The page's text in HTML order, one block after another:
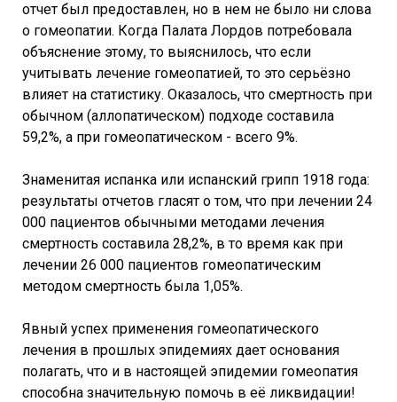
отчет был предоставлен, но в нем не было ни слова
о гомеопатии. Когда Палата Лордов потребовала
объяснение этому, то выяснилось, что если
учитывать лечение гомеопатией, то это серьёзно
влияет на статистику. Оказалось, что смертность при
обычном (аллопатическом) подходе составила
59,2%, а при гомеопатическом - всего 9%.
Знаменитая испанка или испанский грипп 1918 года:
результаты отчетов гласят о том, что при лечении 24
000 пациентов обычными методами лечения
смертность составила 28,2%, в то время как при
лечении 26 000 пациентов гомеопатическим
методом смертность была 1,05%.
Явный успех применения гомеопатического
лечения в прошлых эпидемиях дает основания
полагать, что и в настоящей эпидемии гомеопатия
способна значительную помочь в её ликвидации!